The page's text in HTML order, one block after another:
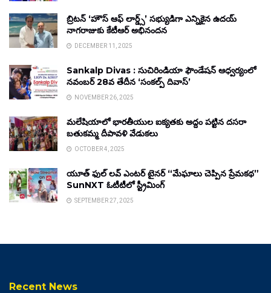
బ్రిటన్ ‘హౌస్ ఆఫ్ లార్డ్స్’ సభ్యుడిగా ఎన్నికైన ఉదయ్
నాగరాజుకు కేటీఆర్ అభినందన
DECEMBER 11, 2025
Sankalp Divas : సుచిరిండియా ఫౌండేషన్ ఆధ్వర్యంలో
నవంబర్ 28వ తేదీన ‘సంకల్ప్ దివాస్’
NOVEMBER 26, 2025
మలేషియాలో భారతీయుల ఐక్యతకు అద్దం పట్టిన దసరా
బతుకమ్మ దీపావళి వేడుకలు
OCTOBER 4, 2025
యూత్ ఫుల్ లవ్ ఎంటర్ టైనర్ “మేఘాలు చెప్పిన ప్రేమకథ”
SunNXT ఓటీటీలో స్ట్రీమింగ్
SEPTEMBER 27, 2025
Recent News